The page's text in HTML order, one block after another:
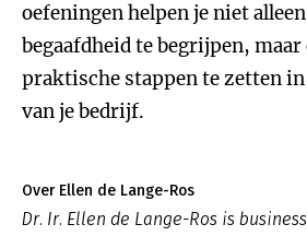
oefeningen helpen je niet
begaafdheid te begrijpen,
praktische stappen te zetten
van je bedrijf.
Over Ellen de Lange-Ros
Dr. Ir. Ellen de Lange-Ros is